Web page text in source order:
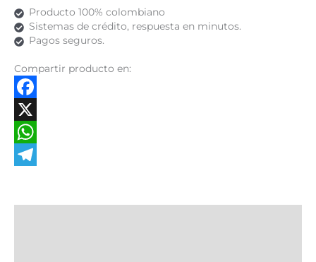
Producto 100% colombiano
Sistemas de crédito, respuesta en minutos.
Pagos seguros.
Compartir producto en:
Facebook
X
WhatsApp